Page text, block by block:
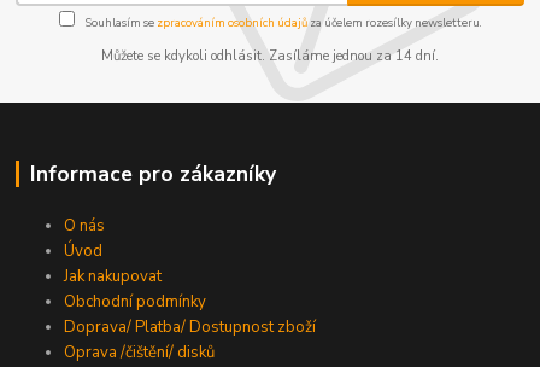
Souhlasím se zpracováním osobních údajůza účelem rozesílky newsletteru.
Můžete se kdykoli odhlásit. Zasíláme jednou za 14 dní.
Informace pro zákazníky
O nás
Úvod
Jak nakupovat
Obchodní podmínky
Doprava/ Platba/ Dostupnost zboží
Oprava /čištění/ disků